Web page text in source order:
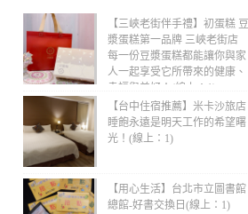
【三峽老街伴手禮】初蛋糕 豆
漿蛋糕第一品牌 三峽老街店
每一份豆漿蛋糕都能讓你與家
人一起享受它所帶來的健康、
幸福與美好！(線上：1)
【台中住宿推薦】米卡沙旅店
睡飽永遠是明天工作的希望曙
光！(線上：1)
【用心生活】台北市立圖書館
總館-好書交換日(線上：1)